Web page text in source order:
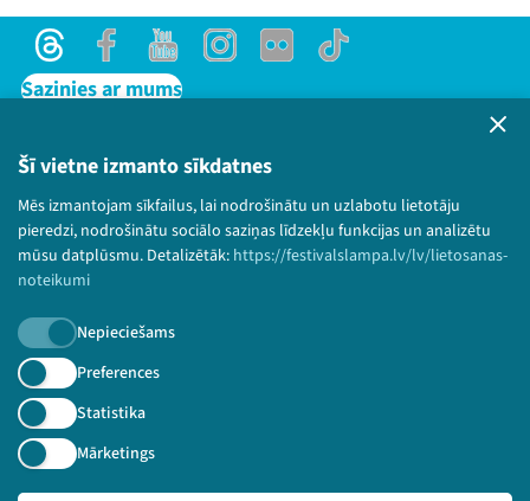
Šī vietne izmanto sīkdatnes
Mēs izmantojam sīkfailus, lai nodrošinātu un uzlabotu lietotāju
pieredzi, nodrošinātu sociālo saziņas līdzekļu funkcijas un analizētu
mūsu datplūsmu. Detalizētāk: https://festivalslampa.lv/lv/lietosanas-
noteikumi
Nepieciešams
Preferences
Statistika
Mārketings
ThreadsFacebookYoutubeInstagram
Flick TikTok
Sazinies ar mums
Lietošanas noteikumi un sīkdatņu politika
Bērnu aizsardzības politika
© 2026 Sarunu festivāls LAMPA Visas tiesības
paturētas.
Piesakies jaunumiem!
Nepalaid garām aktuālāko informāciju!